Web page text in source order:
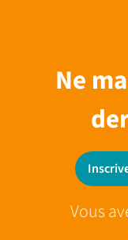
Ne
Vous